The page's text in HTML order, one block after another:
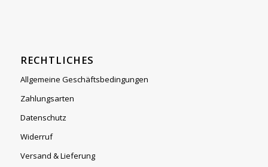
RECHTLICHES
Allgemeine Geschäftsbedingungen
Zahlungsarten
Datenschutz
Widerruf
Versand & Lieferung